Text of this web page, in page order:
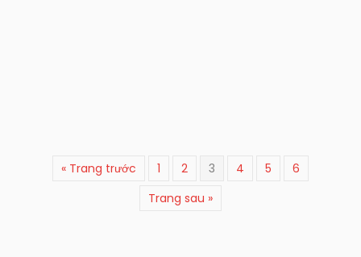
« Trang trước 1 2 3 4 5
6
Trang sau »